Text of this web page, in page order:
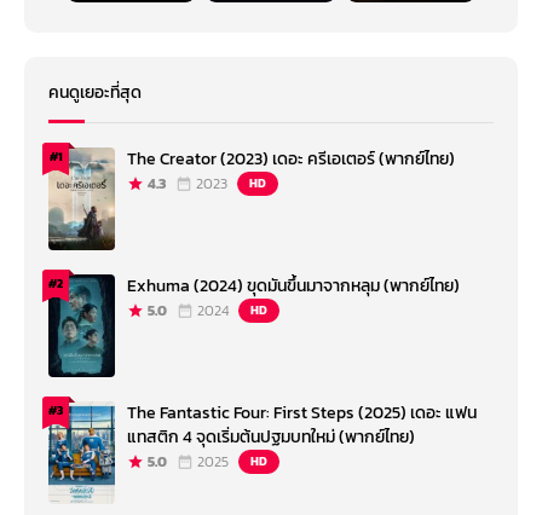
คนดูเยอะที่สุด
#1 The Creator (2023) เดอะ ครีเอเตอร์ (พากย์ไทย)
4.3 2023 HD
#2 Exhuma (2024) ขุดมันขึ้นมาจากหลุม (พากย์ไทย)
5.0 2024 HD
#3
The Fantastic Four: First Steps (2025) เดอะ แฟน
แทสติก 4 จุดเริ่มต้นปฐมบทใหม่ (พากย์ไทย)
5.0 2025 HD